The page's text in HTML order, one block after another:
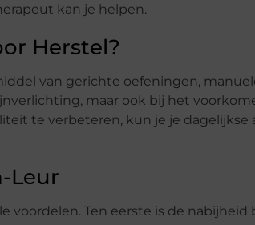
kan je helpen.
Herstel?
van gerichte oefeningen,
maar ook bij het
te verbeteren, kun je je
Leur
voordelen. Ten eerste is de nabijheid